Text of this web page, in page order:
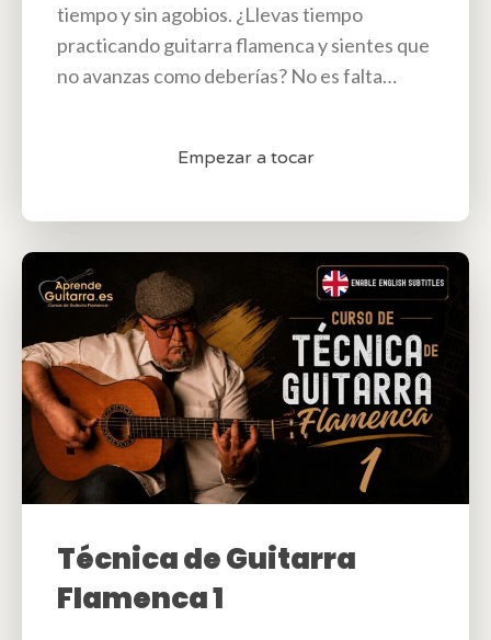
tiempo y sin agobios. ¿Llevas tiempo
practicando guitarra flamenca y sientes que
no avanzas como deberías? No es falta…
Empezar a tocar
Técnica de Guitarra
Flamenca 1